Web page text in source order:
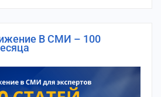
В СМИ – 100